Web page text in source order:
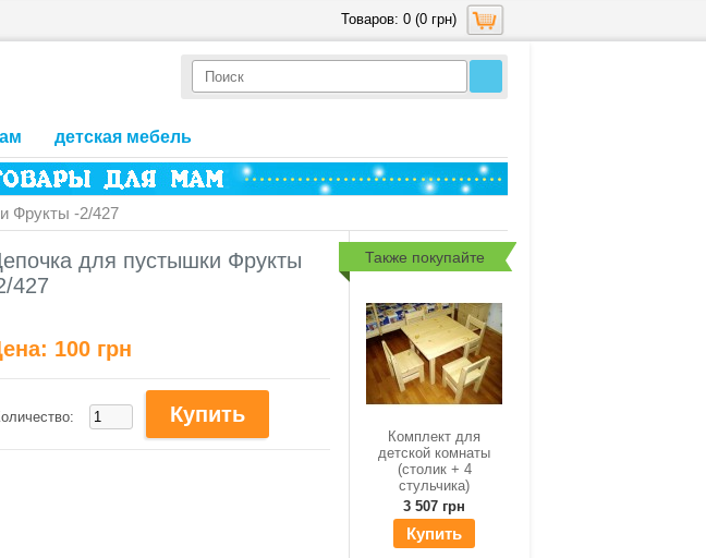
Товаров: 0 (0 грн)
детская мебель
Фрукты -2/427
Также покупайте
Комплект для
детской комнаты
(столик + 4
стульчика)
3 507 грн
Купить
для пустышки Фрукты
427
100 грн